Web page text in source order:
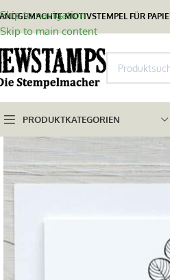
Skip to navigation
Skip to main content
MOTIVSTEMPEL FÜR
PRODUKTKATEGORIEN